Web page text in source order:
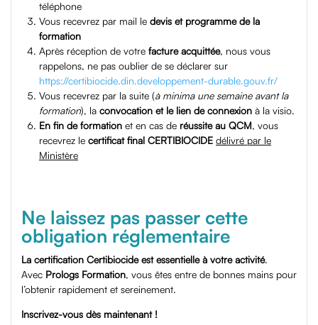
téléphone
Vous recevrez par mail le devis et programme de la
formation
Après réception de votre facture acquittée, nous vous
rappelons, ne pas oublier de se déclarer sur
https://certibiocide.din.developpement-durable.gouv.fr/
Vous recevrez par la suite (à minima une semaine avant la
formation), la convocation et le lien de connexion à la visio.
En fin de formation et en cas de réussite au QCM, vous
recevrez le certificat final CERTIBIOCIDE délivré par le
Ministère
Ne laissez pas passer cette
obligation réglementaire
La certification Certibiocide est essentielle à votre activité.
Avec Prologs Formation, vous êtes entre de bonnes mains pour
l’obtenir rapidement et sereinement.
Inscrivez-vous dès maintenant !